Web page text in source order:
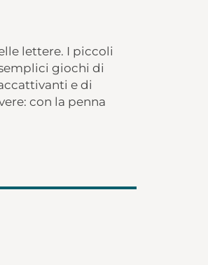
lettere. I piccoli
giochi di
e di
con la penna